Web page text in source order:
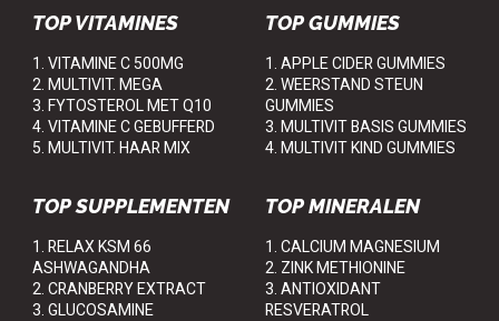
TOP VITAMINES
1. VITAMINE C 500MG
2. MULTIVIT. MEGA
3. FYTOSTEROL MET Q10
4. VITAMINE C GEBUFFERD
5. MULTIVIT. HAAR MIX
TOP GUMMIES
1. APPLE CIDER GUMMIES
2. WEERSTAND STEUN
GUMMIES
3. MULTIVIT BASIS GUMMIES
4. MULTIVIT KIND GUMMIES
TOP SUPPLEMENTEN
1. RELAX KSM 66
ASHWAGANDHA
2. CRANBERRY EXTRACT
3. GLUCOSAMINE
TOP MINERALEN
1. CALCIUM MAGNESIUM
2. ZINK METHIONINE
3. ANTIOXIDANT
RESVERATROL